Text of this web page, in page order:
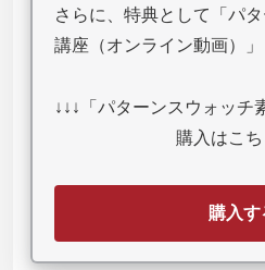
さらに、特典として「パ
講座（オンライン動画）」
↓↓↓「パターンスウォッチ
購入はこち
購入す